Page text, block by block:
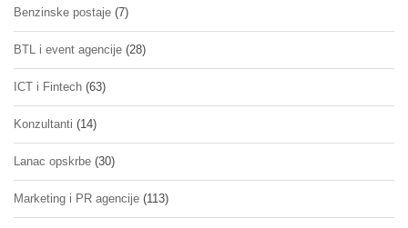
Benzinske postaje (7)
BTL i event agencije (28)
ICT i Fintech (63)
Konzultanti (14)
Lanac opskrbe (30)
Marketing i PR agencije (113)